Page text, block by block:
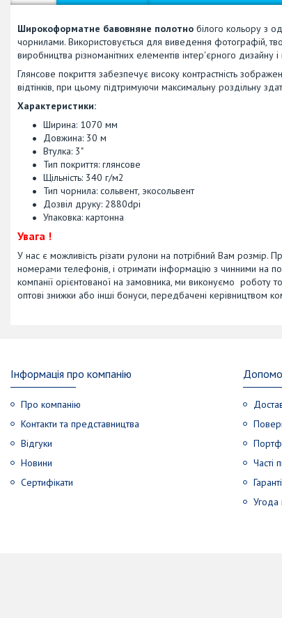
Широкоформатне бавовняне полотно білого кольору з
чорнилами. Використовується для виведення фотографій,
виробництва різноманітних елементів інтер'єрного дизайну
Глянсове покриття забезпечує високу контрастність
відтінків, при цьому підтримуючи максимальну роздільну
Характеристики:
Ширина: 1070 мм
Довжина: 30 м
Втулка: 3"
Тип покриття: глянсове
Щільність: 340 г/м2
Тип чорнила: сольвент, экосольвент
Дозвіл друку: 2880dpi
Упаковка: картонна
Увага !
У нас є можливість різати рулони на потрібний Вам розмір.
номерами телефонів, і отримати інформацію з чинними на
компанії орієнтованої на замовника, ми виконуємо роботу
оптові знижки або інші бонуси, передбачені керівництвом
Інформація про компанію
Про компанію
Контакти та представництва
Відгуки
Новини
Сертифікати
Часті
Угода